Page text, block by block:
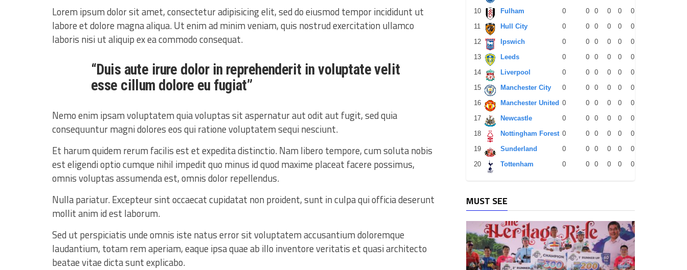
Lorem ipsum dolor sit amet, consectetur adipisicing elit, sed do eiusmod tempor incididunt ut
labore et dolore magna aliqua. Ut enim ad minim veniam, quis nostrud exercitation ullamco
laboris nisi ut aliquip ex ea commodo consequat.
“Duis aute irure dolor in reprehenderit in voluptate velit
esse cillum dolore eu fugiat”
Nemo enim ipsam voluptatem quia voluptas sit aspernatur aut odit aut fugit, sed quia
consequuntur magni dolores eos qui ratione voluptatem sequi nesciunt.
Et harum quidem rerum facilis est et expedita distinctio. Nam libero tempore, cum soluta nobis
est eligendi optio cumque nihil impedit quo minus id quod maxime placeat facere possimus,
omnis voluptas assumenda est, omnis dolor repellendus.
Nulla pariatur. Excepteur sint occaecat cupidatat non proident, sunt in culpa qui officia deserunt
mollit anim id est laborum.
Sed ut perspiciatis unde omnis iste natus error sit voluptatem accusantium doloremque
laudantium, totam rem aperiam, eaque ipsa quae ab illo inventore veritatis et quasi architecto
beatae vitae dicta sunt explicabo.
10
Fulham 0 0 0 0 0 0
11
Hull City 0 0 0 0 0 0
12
Ipswich 0 0 0 0 0 0
13
Leeds 0 0 0 0 0 0
14
Liverpool 0 0 0 0 0 0
15
Manchester City 0 0 0 0 0 0
16
Manchester United 0 0 0 0 0 0
17
Newcastle 0 0 0 0 0 0
18
Nottingham Forest 0 0 0 0 0 0
19
Sunderland 0 0 0 0 0 0
20
Tottenham 0 0 0 0 0 0
MUST SEE